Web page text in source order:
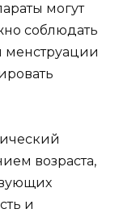
могут
соблюдать
менструации
возраста,
и